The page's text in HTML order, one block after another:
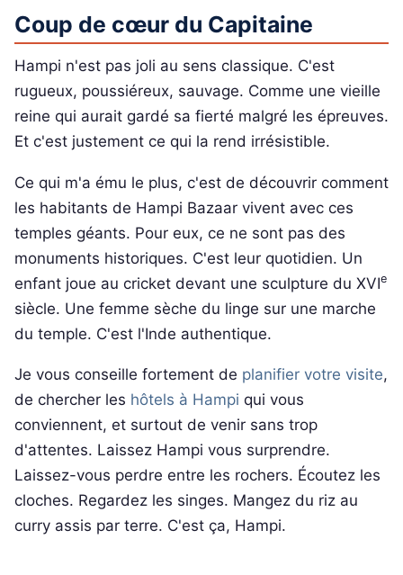
Coup de cœur du Capitaine
Hampi n'est pas joli au sens classique. C'est
rugueux, poussiéreux, sauvage. Comme une vieille
reine qui aurait gardé sa fierté malgré les épreuves.
Et c'est justement ce qui la rend irrésistible.
Ce qui m'a ému le plus, c'est de découvrir comment
les habitants de Hampi Bazaar vivent avec ces
temples géants. Pour eux, ce ne sont pas des
monuments historiques. C'est leur quotidien. Un
enfant joue au cricket devant une sculpture du XVIe
siècle. Une femme sèche du linge sur une marche
du temple. C'est l'Inde authentique.
Je vous conseille fortement de planifier votre visite,
de chercher les hôtels à Hampi qui vous
conviennent, et surtout de venir sans trop
d'attentes. Laissez Hampi vous surprendre.
Laissez-vous perdre entre les rochers. Écoutez les
cloches. Regardez les singes. Mangez du riz au
curry assis par terre. C'est ça, Hampi.